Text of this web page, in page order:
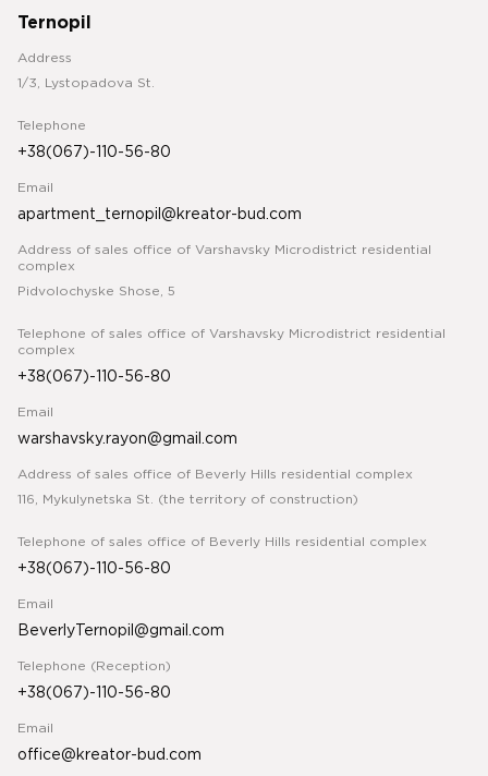
Ternopil
Address
1/3, Lystopadova St.
Telephone
+38(067)-110-56-80
Email
apartment_ternopil@kreator-bud.com
Address of sales office of Varshavsky Microdistrict residential
complex
Pidvolochyske Shose, 5
Telephone of sales office of Varshavsky Microdistrict residential
complex
+38(067)-110-56-80
Email
warshavsky.rayon@gmail.com
Address of sales office of Beverly Hills residential complex
116, Mykulynetska St. (the territory of construction)
Telephone of sales office of Beverly Hills residential complex
+38(067)-110-56-80
Email
BeverlyTernopil@gmail.com
Telephone (Reception)
+38(067)-110-56-80
Email
office@kreator-bud.com